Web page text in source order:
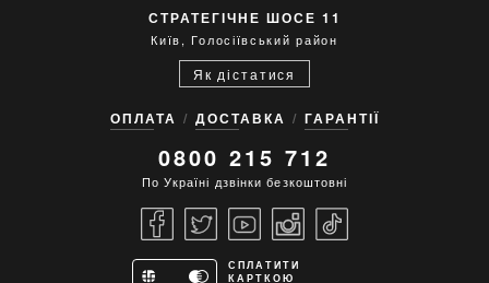
СТРАТЕГІЧНЕ ШОСЕ 11
Київ, Голосіївський район
Як дістатися
ОПЛАТА ДОСТАВКА ГАРАНТІЇ
0800 215 712
По Україні дзвінки безкоштовні
СПЛАТИТИ
КАРТКОЮ